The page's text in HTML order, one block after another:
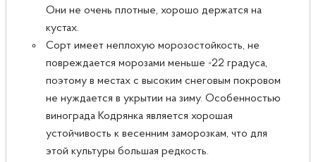
Они не очень плотные, хорошо держатся на
кустах.
Сорт имеет неплохую морозостойкость, не
повреждается морозами меньше -22 градуса,
поэтому в местах с высоким снеговым покровом
не нуждается в укрытии на зиму. Особенностью
винограда Кодрянка является хорошая
устойчивость к весенним заморозкам, что для
этой культуры большая редкость.